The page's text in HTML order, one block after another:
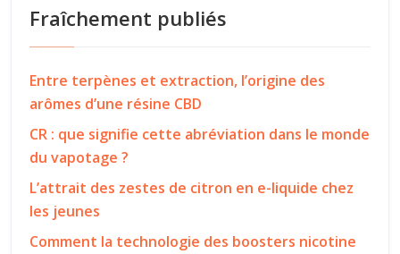
Fraîchement publiés
Entre terpènes et extraction, l’origine des
arômes d’une résine CBD
CR : que signifie cette abréviation dans le monde
du vapotage ?
L’attrait des zestes de citron en e-liquide chez
les jeunes
Comment la technologie des boosters nicotine